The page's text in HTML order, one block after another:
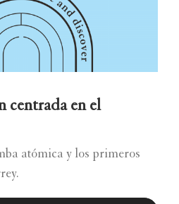
centrada en el
atómica y los primeros